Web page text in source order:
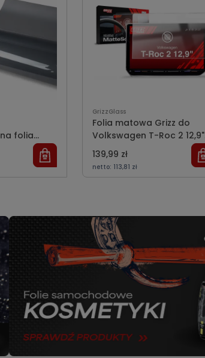
folia
GrizzGlass
Folia matowa Grizz do
Volkswagen T-Roc 2 12,9"
(2025-2026)
139,99 zł
netto: 113,81 zł